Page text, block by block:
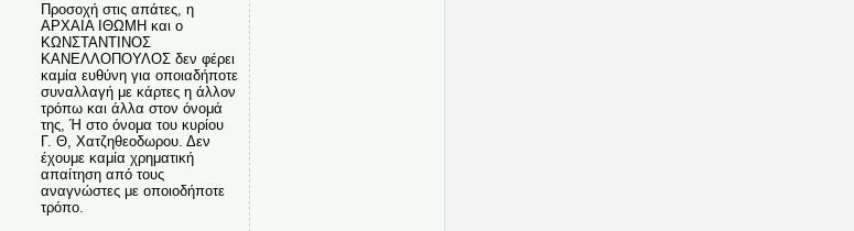
Προσοχή στις απάτες, η
ΑΡΧΑΙΑ ΙΘΩΜΗ και ο
ΚΩΝΣΤΑΝΤΙΝΟΣ
ΚΑΝΕΛΛΟΠΟΥΛΟΣ δεν φέρει
καμία ευθύνη για οποιαδήποτε
συναλλαγή με κάρτες η άλλον
τρόπω και άλλα στον όνομά
της, Ή στο όνομα του κυρίου
Γ. Θ, Χατζηθεοδωρου. Δεν
έχουμε καμία χρηματική
απαίτηση από τους
αναγνώστες με οποιοδήποτε
τρόπο.